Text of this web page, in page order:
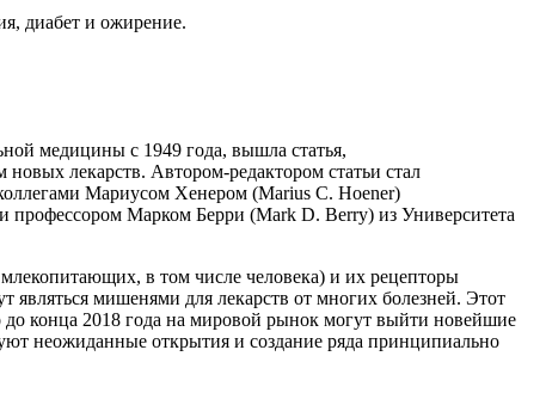
диабет и ожирение.
медицины с 1949 года, вышла статья,
лекарств. Автором-редактором статьи стал
Мариусом Хенером (Marius C. Hoener)
Марком Берри (Mark D. Berry) из Университета
в том числе человека) и их рецепторы
мишенями для лекарств от многих болезней. Этот
до конца 2018 года на мировой рынок могут выйти новейшие
неожиданные открытия и создание ряда принципиально